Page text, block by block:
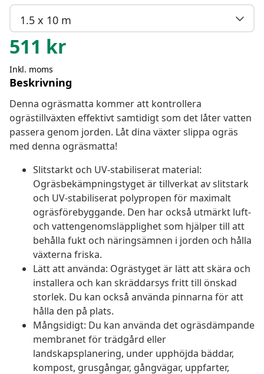
1.5 x 10 m
511 kr
Inkl. moms
Beskrivning
Denna ogräsmatta kommer att kontrollera
ogrästillväxten effektivt samtidigt som det låter vatten
passera genom jorden. Låt dina växter slippa ogräs
med denna ogräsmatta!
Slitstarkt och UV-stabiliserat material:
Ogräsbekämpningstyget är tillverkat av slitstark
och UV-stabiliserat polypropen för maximalt
ogräsförebyggande. Den har också utmärkt luft-
och vattengenomsläpplighet som hjälper till att
behålla fukt och näringsämnen i jorden och hålla
växterna friska.
Lätt att använda: Ogrästyget är lätt att skära och
installera och kan skräddarsys fritt till önskad
storlek. Du kan också använda pinnarna för att
hålla den på plats.
Mångsidigt: Du kan använda det ogräsdämpande
membranet för trädgård eller
landskapsplanering, under upphöjda bäddar,
kompost, grusgångar, gångvägar, uppfarter,